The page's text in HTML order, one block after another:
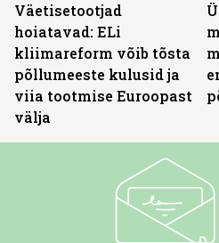
Väetisetootjad
hoiatavad: ELi
kliimareform võib tõsta
põllumeeste kulusid ja
viia tootmise Euroopast
välja